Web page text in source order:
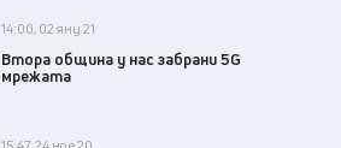
14:00, 02 яну 21
Втора община у нас забрани 5G
мрежата